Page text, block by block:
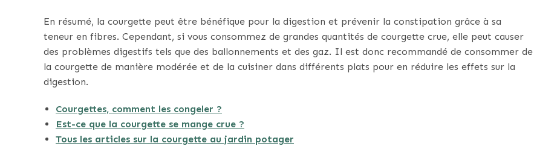
En résumé, la courgette peut être bénéfique pour la digestion et prévenir la constipation grâce à sa
teneur en fibres. Cependant, si vous consommez de grandes quantités de courgette crue, elle peut causer
des problèmes digestifs tels que des ballonnements et des gaz. Il est donc recommandé de consommer de
la courgette de manière modérée et de la cuisiner dans différents plats pour en réduire les effets sur la
digestion.
Courgettes, comment les congeler ?
Est-ce que la courgette se mange crue ?
Tous les articles sur la courgette au jardin potager